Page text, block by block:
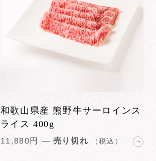
和歌山県産 熊野牛サーロインス
ライス 400g
通
11,880円 — 売り切れ （税込）